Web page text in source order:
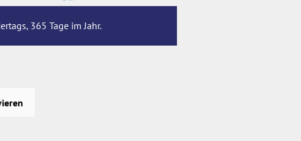
365 Tage im Jahr.